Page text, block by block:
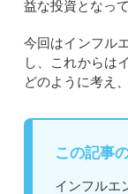
益な投資となっ
今回はインフル
し、これからは
どのように考え
この記事
インフルエ